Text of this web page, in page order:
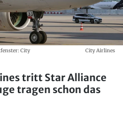
City
City Airlines
tritt Star Alliance
tragen schon das